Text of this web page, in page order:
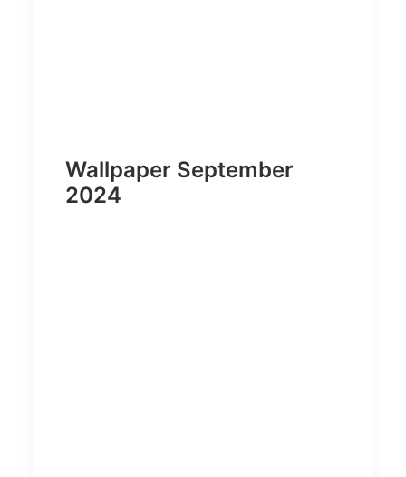
Wallpaper September
2024